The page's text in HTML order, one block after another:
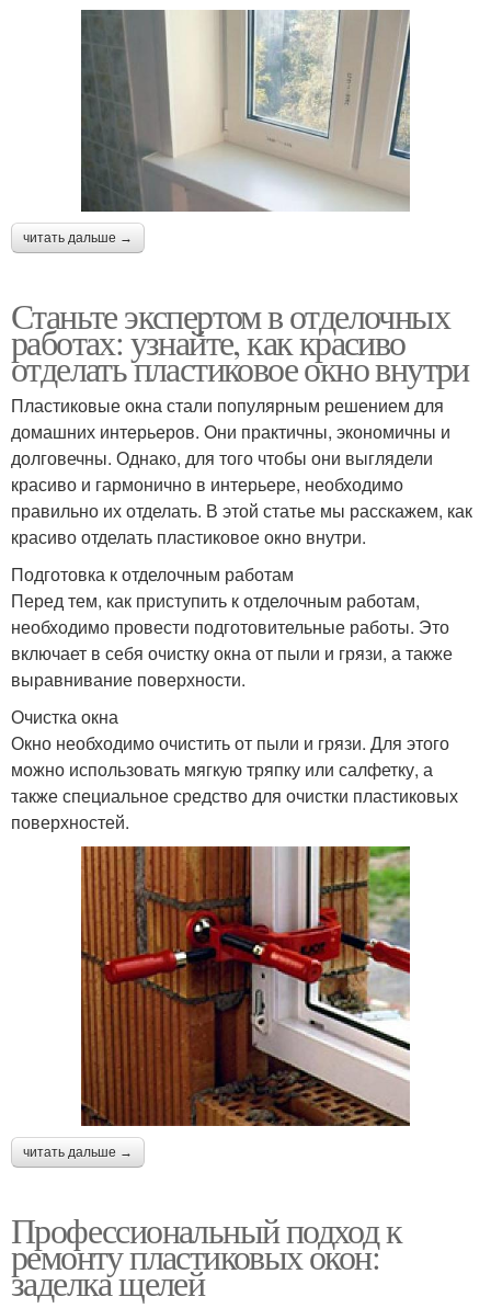
читать дальше →
Станьте экспертом в отделочных
работах: узнайте, как красиво
отделать пластиковое окно внутри
Пластиковые окна стали популярным решением для
домашних интерьеров. Они практичны, экономичны и
долговечны. Однако, для того чтобы они выглядели
красиво и гармонично в интерьере, необходимо
правильно их отделать. В этой статье мы расскажем, как
красиво отделать пластиковое окно внутри.
Подготовка к отделочным работам
Перед тем, как приступить к отделочным работам,
необходимо провести подготовительные работы. Это
включает в себя очистку окна от пыли и грязи, а также
выравнивание поверхности.
Очистка окна
Окно необходимо очистить от пыли и грязи. Для этого
можно использовать мягкую тряпку или салфетку, а
также специальное средство для очистки пластиковых
поверхностей.
читать дальше →
Профессиональный подход к
ремонту пластиковых окон:
заделка щелей